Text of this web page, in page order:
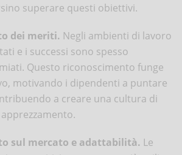
superare questi obiettivi.
dei meriti. Negli ambienti di lavoro
e i successi sono spesso
Questo riconoscimento funge
motivando i dipendenti a puntare
a creare una cultura di
sul mercato e adattabilità. Le